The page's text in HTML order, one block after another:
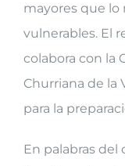
mayores que lo
vulnerables. El
colabora con la
Churriana de la
para la
En palabras del